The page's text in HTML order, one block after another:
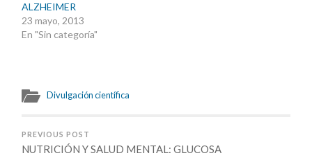
ALZHEIMER
23 mayo, 2013
En "Sin categoría"
Divulgación científica
PREVIOUS POST
NUTRICIÓN Y SALUD MENTAL: GLUCOSA